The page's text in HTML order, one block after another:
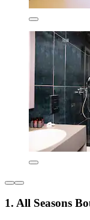
1. All Seasons